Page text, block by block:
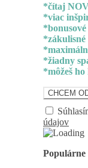
*čítaj
*viac
*zákulisné
*žiadny
*môžeš
údajov
Populárne